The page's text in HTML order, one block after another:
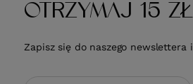
OTRZYMAJ 15
Zapisz się do naszego